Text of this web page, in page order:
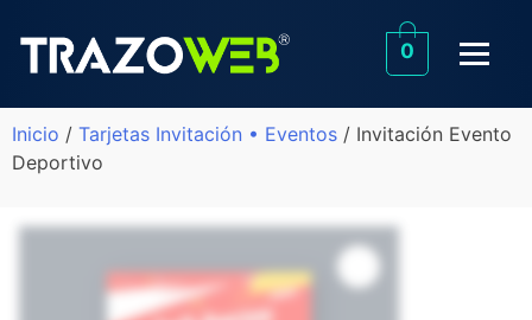
0
Inicio / Tarjetas Invitación • Eventos / Invitación Evento
Deportivo